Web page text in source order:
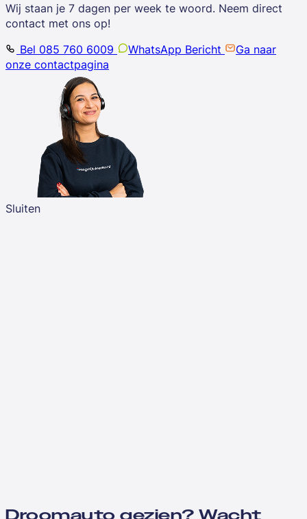
Wij staan je 7 dagen per week te woord. Neem direct
contact met ons op!
Bel 085 760 6009
WhatsApp Bericht
Ga naar
onze contactpagina
Sluiten
Droomauto gezien? Wacht